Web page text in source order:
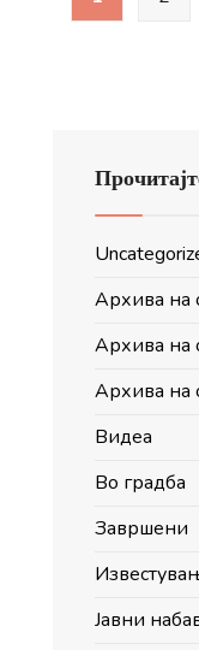
Архива на
Архива на
Архива на
Видеа
Во градба
Завршени
Јавни